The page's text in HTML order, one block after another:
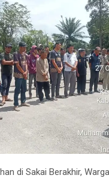
di Sakai Berakhir,